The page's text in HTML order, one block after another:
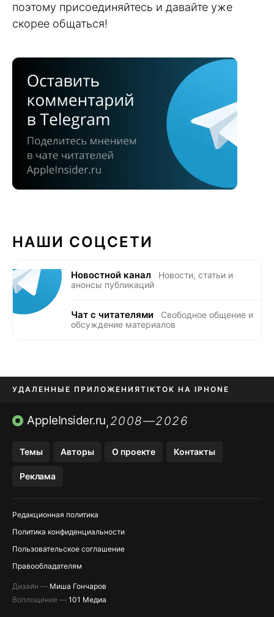
поэтому присоединяйтесь и давайте уже
скорее общаться!
НАШИ СОЦСЕТИ
Новостной канал
Новости, статьи и
анонсы публикаций
Чат с читателями
Свободное общение и
обсуждение материалов
УДАЛЕННЫЕ ПРИЛОЖЕНИЯTIKTOK НА IPHONE
ПРИЛОЖЕНИЯ БЕЗ APP STORE
AppleInsider.ru,2008—2026
Темы Авторы О проекте Контакты
Реклама
Редакционная политика
Политика конфиденциальности
Пользовательское соглашение
Правообладателям
Дизайн — Миша Гончаров
Воплощение — 101 Медиа